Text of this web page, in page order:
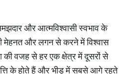
और आत्मविश्वासी स्वभाव के
मेहनत और लगन से करने में विश्वास
की वजह से हर एक क्षेत्र में दूसरों से
के होते हैं और भीड़ में सबसे आगे रहते